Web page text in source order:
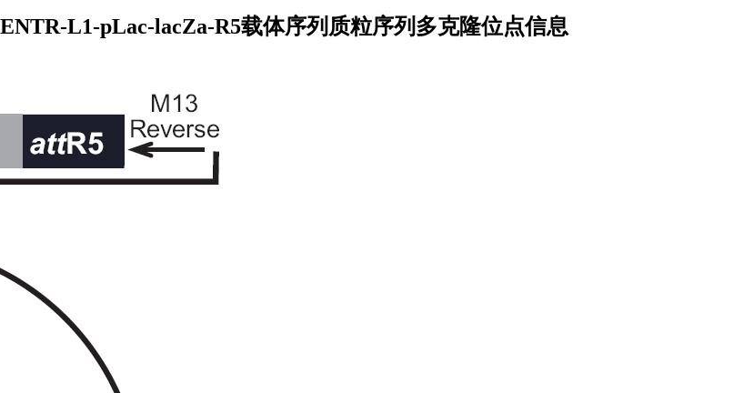
L1-pLac-lacZa-R5载体序列质粒序列多克隆位点信息